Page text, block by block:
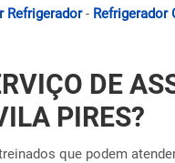
Refrigerador- Refrigerador
DE
PIRES?
que podem